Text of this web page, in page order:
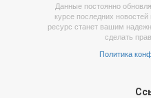
Данные постоянно
курсе последних
ресурс станет вашим
сделать
Политика